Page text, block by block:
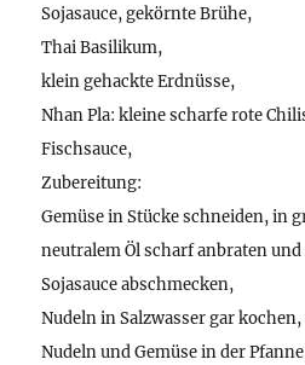
Sojasauce, gekörnte Brühe,
Thai Basilikum,
klein gehackte Erdnüsse,
Nhan Pla: kleine scharfe rote
Fischsauce,
Zubereitung:
Gemüse in Stücke schneiden, in
neutralem Öl scharf anbraten
Sojasauce abschmecken,
Nudeln in Salzwasser gar
Nudeln und Gemüse in der